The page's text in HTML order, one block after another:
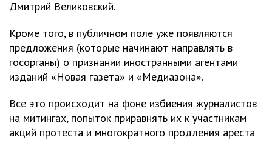
Дмитрий Великовский.
Кроме того, в публичном поле уже появляются
предложения (которые начинают направлять в
госорганы) о признании иностранными агентами
изданий «Новая газета» и «Медиазона».
Все это происходит на фоне избиения журналистов
на митингах, попыток приравнять их к участникам
акций протеста и многократного продления ареста